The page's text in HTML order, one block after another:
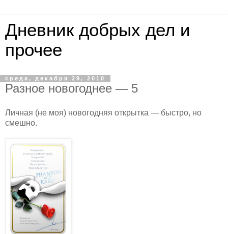
Дневник добрых дел и
прочее
среда, декабря 29, 2010
Разное новогоднее ― 5
Личная (не моя) новогодняя открытка ― быстро, но
смешно.